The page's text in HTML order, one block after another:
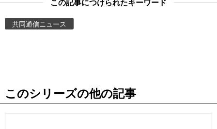
お知らせ
共同通信ニュース
このシリーズの他の記事